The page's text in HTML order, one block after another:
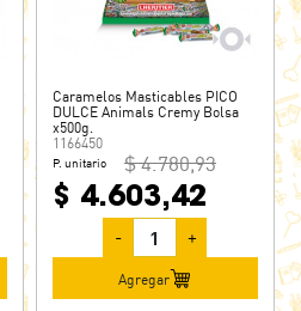
Caramelos Masticables PICO
DULCE Animals Cremy Bolsa
x500g.
1166450
P. unitario $ 4.780,93
$ 4.603,42
- +
Agregar